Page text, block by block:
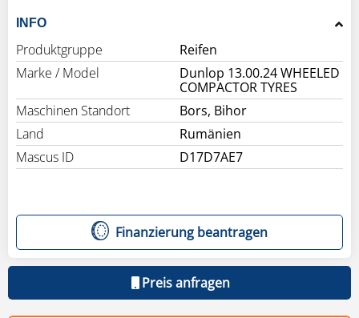
INFO
Produktgruppe
Reifen
Marke / Model
Dunlop 13.00.24 WHEELED
COMPACTOR TYRES
Maschinen Standort
Bors, Bihor
Land
Rumänien
Mascus ID
D17D7AE7
Finanzierung beantragen
Preis anfragen